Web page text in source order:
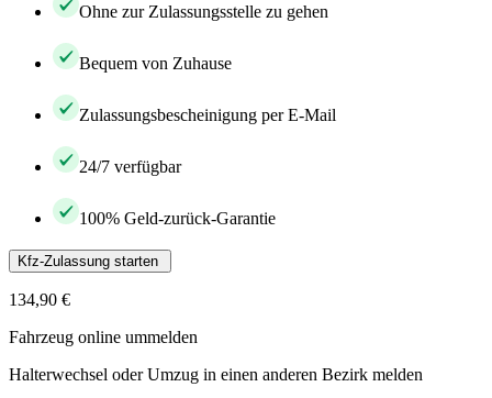
Ohne zur Zulassungsstelle zu gehen
Bequem von Zuhause
Zulassungsbescheinigung per E-Mail
24/7 verfügbar
100% Geld-zurück-Garantie
Kfz-Zulassung starten
134,90 €
Fahrzeug online ummelden
Halterwechsel oder Umzug in einen anderen Bezirk melden